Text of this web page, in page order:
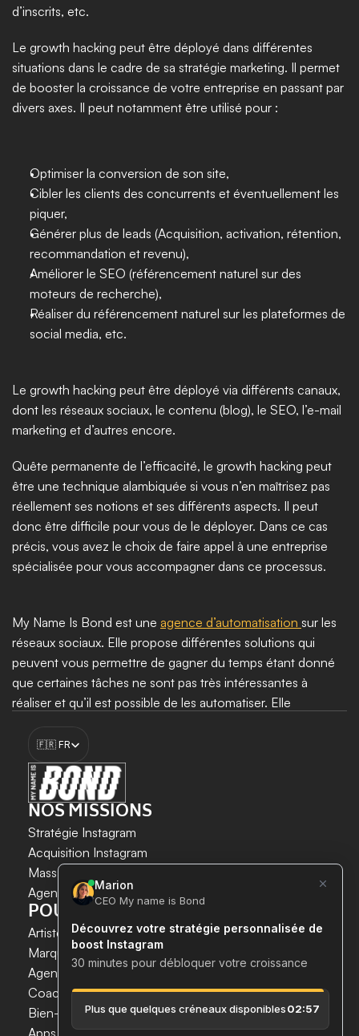
d’inscrits, etc.
Le growth hacking peut être déployé dans différentes
situations dans le cadre de sa stratégie marketing. Il permet
de booster la croissance de votre entreprise en passant par
divers axes. Il peut notamment être utilisé pour :
Optimiser la conversion de son site,
Cibler les clients des concurrents et éventuellement les
piquer,
Générer plus de leads (Acquisition, activation, rétention,
recommandation et revenu),
Améliorer le SEO (référencement naturel sur des
moteurs de recherche),
Réaliser du référencement naturel sur les plateformes de
social media, etc.
Le growth hacking peut être déployé via différents canaux,
dont les réseaux sociaux, le contenu (blog), le SEO, l’e-mail
marketing et d’autres encore.
Quête permanente de l’efficacité, le growth hacking peut
être une technique alambiquée si vous n’en maîtrisez pas
réellement ses notions et ses différents aspects. Il peut
donc être difficile pour vous de le déployer. Dans ce cas
précis, vous avez le choix de faire appel à une entreprise
spécialisée pour vous accompagner dans ce processus.
My Name Is Bond est une agence d’automatisation sur les
réseaux sociaux. Elle propose différentes solutions qui
peuvent vous permettre de gagner du temps étant donné
que certaines tâches ne sont pas très intéressantes à
réaliser et qu’il est possible de les automatiser. Elle
growth hacking pour son entreprise.
Booster ma croissance
LA CROISSANCE INSTAGRAM
EN TOUTE SÉCURITÉ ET SIMPLICITÉ.
Gagnez de nouveaux clients.
Boostez votre croissance maintenant.
🇫🇷 FR
NOS MISSIONS
Stratégie Instagram
Acquisition Instagram
Mass DM Instagram
Agent IA Instagram
POUR QUI ?
Artistes & Créateurs
Marques & E-commerces
Agences de communication
Coachs & Experts
Bien-être & Santé
Apps & Tech